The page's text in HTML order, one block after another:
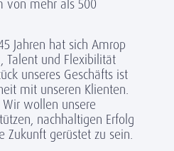
von mehr als 500
Jahren hat sich Amrop
Talent und Flexibilität
unseres Geschäfts ist
mit unseren Klienten.
wollen unsere
nachhaltigen Erfolg
Zukunft gerüstet zu sein.